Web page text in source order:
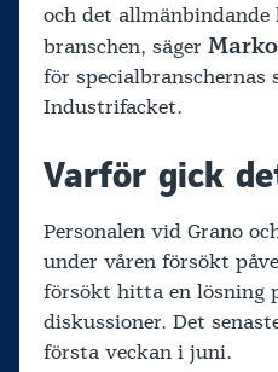
och det
branschen, säger
för specialbranschernas
Industrifacket.
Varför gick
Personalen vid Grano
under våren försökt
försökt hitta en lösning
diskussioner. Det
första veckan i juni.